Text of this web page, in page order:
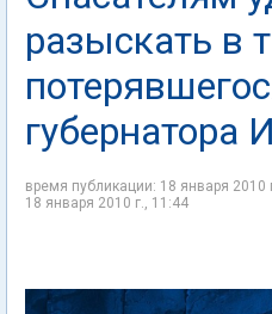
разыскать в
губернатора
время публикации: 18 января
18 января 2010 г., 11:44